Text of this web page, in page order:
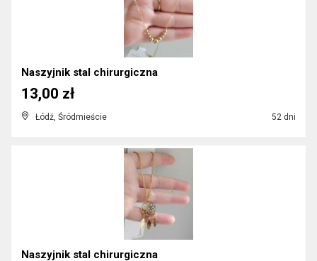
Naszyjnik stal chirurgiczna
Łódź, Śródmieście 52 dni
13,00 zł
Naszyjnik stal chirurgiczna